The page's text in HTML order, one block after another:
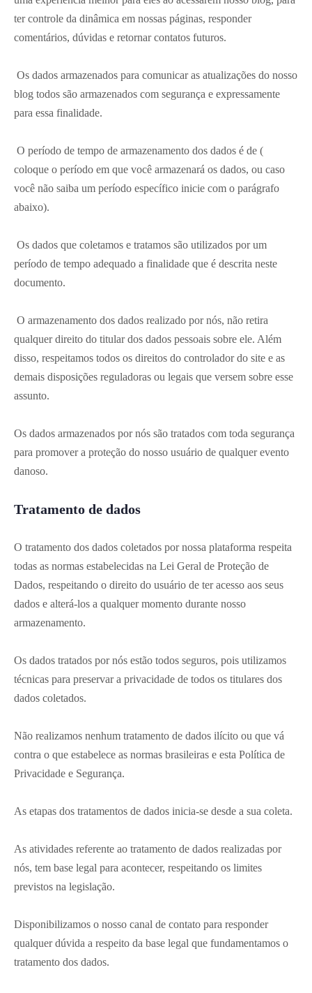
ter controle da dinâmica em nossas páginas, responder
comentários, dúvidas e retornar contatos futuros.
Os dados armazenados para comunicar as atualizações do nosso
blog todos são armazenados com segurança e expressamente
para essa finalidade.
O período de tempo de armazenamento dos dados é de (
coloque o período em que você armazenará os dados, ou caso
você não saiba um período específico inicie com o parágrafo
abaixo).
Os dados que coletamos e tratamos são utilizados por um
período de tempo adequado a finalidade que é descrita neste
documento.
O armazenamento dos dados realizado por nós, não retira
qualquer direito do titular dos dados pessoais sobre ele. Além
disso, respeitamos todos os direitos do controlador do site e as
demais disposições reguladoras ou legais que versem sobre esse
assunto.
Os dados armazenados por nós são tratados com toda segurança
para promover a proteção do nosso usuário de qualquer evento
danoso.
Tratamento de dados
O tratamento dos dados coletados por nossa plataforma respeita
todas as normas estabelecidas na Lei Geral de Proteção de
Dados, respeitando o direito do usuário de ter acesso aos seus
dados e alterá-los a qualquer momento durante nosso
armazenamento.
Os dados tratados por nós estão todos seguros, pois utilizamos
técnicas para preservar a privacidade de todos os titulares dos
dados coletados.
Não realizamos nenhum tratamento de dados ilícito ou que vá
contra o que estabelece as normas brasileiras e esta Política de
Privacidade e Segurança.
As etapas dos tratamentos de dados inicia-se desde a sua coleta.
As atividades referente ao tratamento de dados realizadas por
nós, tem base legal para acontecer, respeitando os limites
previstos na legislação.
Disponibilizamos o nosso canal de contato para responder
qualquer dúvida a respeito da base legal que fundamentamos o
tratamento dos dados.